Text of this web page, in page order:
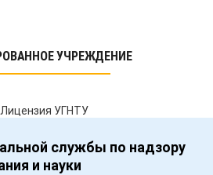
УЧРЕЖДЕНИЕ
службы по надзору
и науки